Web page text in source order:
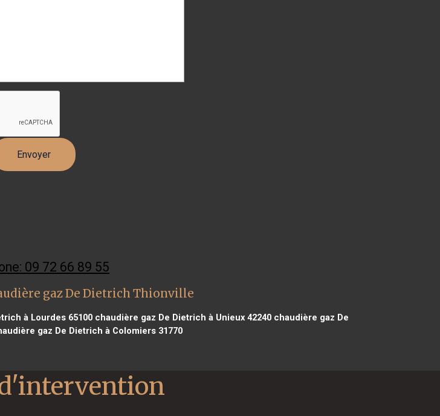
09 72 66 89 55
gaz De Dietrich Thionville
à Lourdes 65100chaudière gaz De Dietrich à Unieux 42240chaudière gaz De
gaz De Dietrich à Colomiers 31770